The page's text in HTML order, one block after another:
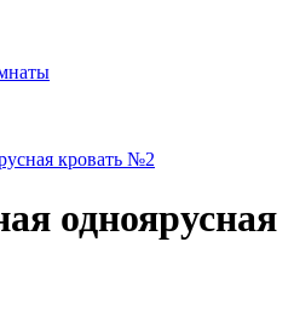
кровать №2
одноярусная